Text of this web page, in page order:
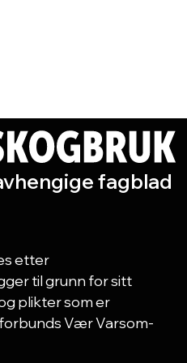
fagblad
etter
til grunn for sitt
plikter som er
Vær Varsom-